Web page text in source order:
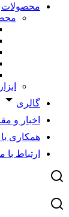
محصولات
گالری
اخبار و
همکاری با
ارتباط با